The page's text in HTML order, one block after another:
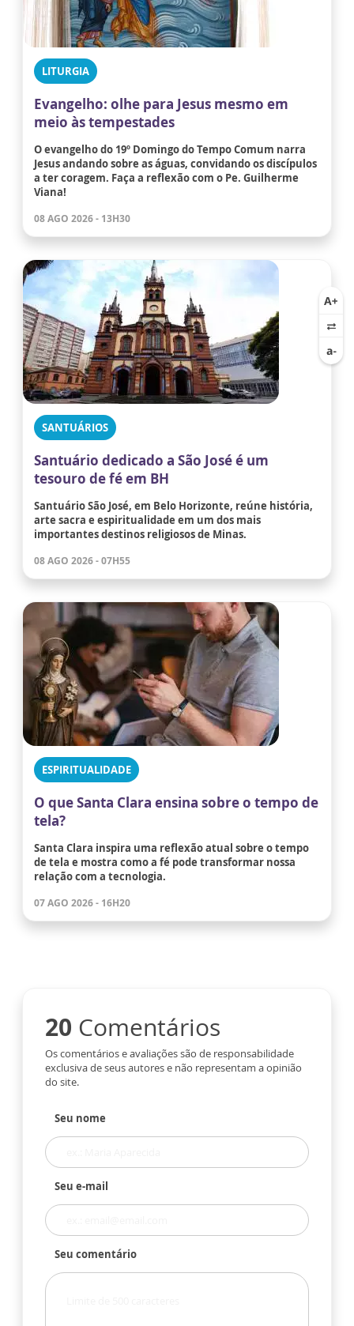
LITURGIA
Evangelho: olhe para Jesus mesmo em
meio às tempestades
O evangelho do 19º Domingo do Tempo Comum narra
Jesus andando sobre as águas, convidando os discípulos
a ter coragem. Faça a reflexão com o Pe. Guilherme
Viana!
08 AGO 2026 - 13H30
SANTUÁRIOS
Santuário dedicado a São José é um
tesouro de fé em BH
Santuário São José, em Belo Horizonte, reúne história,
arte sacra e espiritualidade em um dos mais
importantes destinos religiosos de Minas.
08 AGO 2026 - 07H55
ESPIRITUALIDADE
O que Santa Clara ensina sobre o tempo de
tela?
Santa Clara inspira uma reflexão atual sobre o tempo
de tela e mostra como a fé pode transformar nossa
relação com a tecnologia.
07 AGO 2026 - 16H20
20 Comentários
Os comentários e avaliações são de responsabilidade
exclusiva de seus autores e não representam a opinião
do site.
Seu nome
Seu e-mail
Seu comentário